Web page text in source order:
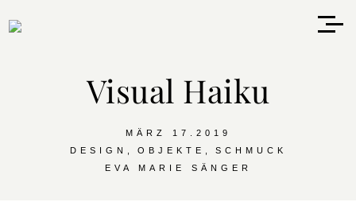
Visual Haiku
MÄRZ 17.2019
DESIGN
OBJEKTE
SCHMUCK
EVA MARIE SÄNGER